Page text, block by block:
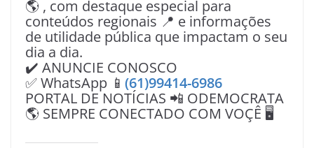
🌎 , com destaque especial para
conteúdos regionais 📍 e informações
de utilidade pública que impactam o seu
dia a dia.
✔️ ANUNCIE CONOSCO
✅ WhatsApp 📱 (61)99414-6986
PORTAL DE NOTÍCIAS 📲 ODEMOCRATA
🌎 SEMPRE CONECTADO COM VOÇÊ 🖥️